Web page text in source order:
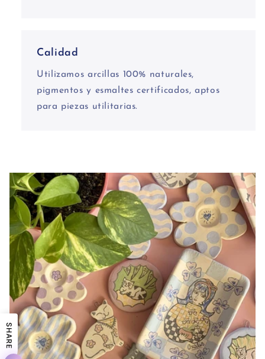
Calidad
Utilizamos arcillas 100% naturales,
pigmentos y esmaltes certificados, aptos
para piezas utilitarias.
SHARE